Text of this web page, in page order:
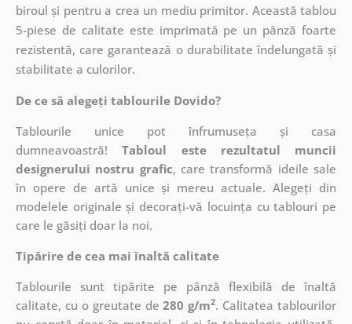
biroul și pentru a crea un mediu primitor. Această tablou
5-piese de calitate este imprimată pe un pânză foarte
rezistentă, care garantează o durabilitate îndelungată și
stabilitate a culorilor.
De ce să alegeți tablourile Dovido?
Tablourile unice pot înfrumuseța și casa
dumneavoastră!Tabloul este rezultatul muncii
designerului nostru grafic, caretransformă ideile sale
în opere de artă unice și mereu actuale. Alegeți din
modelele originale și decorați-vă locuința cu tablouri pe
care le găsiți doar la noi.
Tipărire de cea mai înaltă calitate
Tablourile sunt tipărite pe pânză flexibilă de înaltă
calitate, cu o greutate de280 g/m2. Calitatea tablourilor